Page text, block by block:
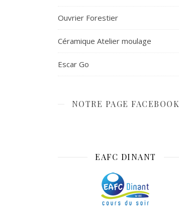
Ouvrier Forestier
Céramique Atelier moulage
Escar Go
NOTRE PAGE FACEBOOK
EAFC DINANT